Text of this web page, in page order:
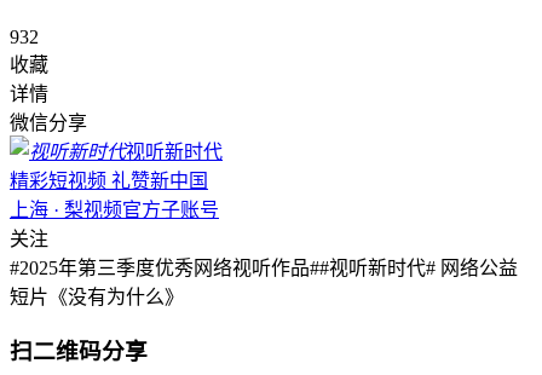
932
收藏
详情
微信分享
视听新时代
精彩短视频 礼赞新中国
上海 · 梨视频官方子账号
关注
#2025年第三季度优秀网络视听作品##视听新时代# 网络公益
短片《没有为什么》
扫二维码分享